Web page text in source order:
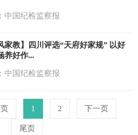
中国纪检监察报
家教】四川评选“天府好家规” 以好
养好作...
中国纪检监察报
页 1 2 下一页
尾页